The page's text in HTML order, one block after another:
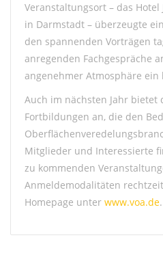
Veranstaltungsort – das
in Darmstadt – überzeugte
den spannenden Vorträgen
anregenden Fachgespräche
angenehmer Atmosphäre
Auch im nächsten Jahr bietet
Fortbildungen an, die den
Mitglieder und Interessierte
zu kommenden
Anmeldemodalitäten
Homepage unter www.voa.de.